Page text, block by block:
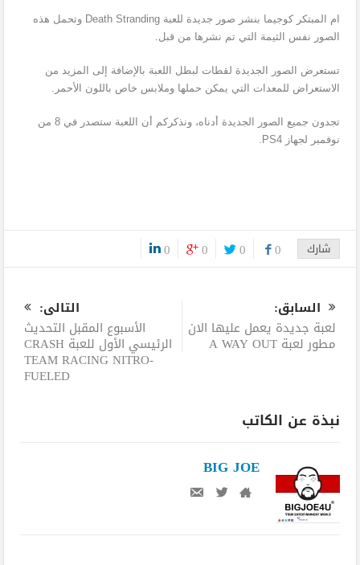
ام المبتكر كوجيما بنشر صور جديدة للعبة Death Stranding وتحمل هذه
الصور نفس الثيمة التي تم نشرها من قبل.
تستعرض الصور الجديدة لقطات لبطل اللعبة بالإضافة إلى المزيد من
الاستعراض للمعدات التي يمكن حملها وملابس خاص باللون الأحمر.
تجدون جميع الصور الجديدة أدناه، ونذكركم أن اللعبة ستصدر في 8 من
نوفمبر لجهاز PS4.
شارك 0
0
0
0
السابق:
لعبة جديدة يعمل عليها الان
مطور لعبة A WAY OUT
التالى:
الأسبوع المقبل التحديث
الرئيسي الأول للعبة CRASH
TEAM RACING NITRO-
FUELED
نبذة عن الكاتب
BIG JOE